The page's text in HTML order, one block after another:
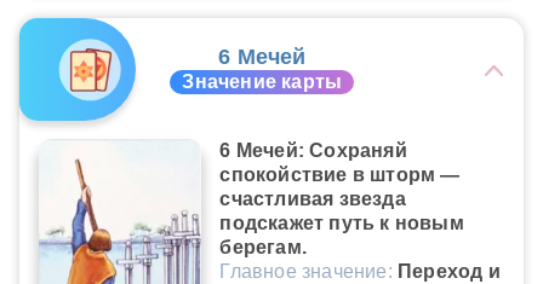
6 Мечей
Значение карты
6 Мечей: Сохраняй
спокойствие в шторм —
счастливая звезда
подскажет путь к новым
берегам.
Главное значение: Переход и